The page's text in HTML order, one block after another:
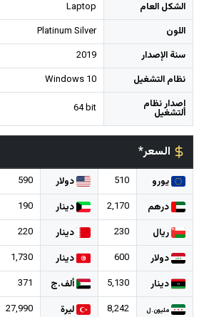
الشكل العام
Laptop
اللون
Platinum Silver
سنة الإصدار
2019
نظام التشغيل
Windows 10
إصدار نظام
التشغيل 64 bit
السعر*
يورو 510 دولار 590
درهم
2,170 دينار 190
ريال
230 دينار 220
دولار
600 دينار 1,730
دينار
5,130 ألف.ج 371
مليون.ل 8,242 ليرة 27,990